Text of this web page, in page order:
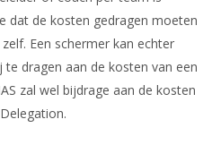
dat de kosten gedragen moeten
Een schermer kan echter
dragen aan de kosten van een
zal wel bijdrage aan de kosten